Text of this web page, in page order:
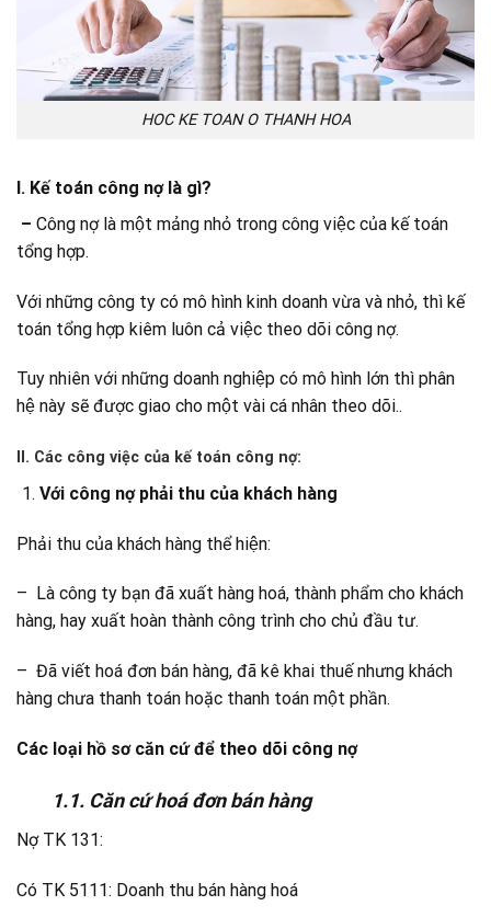
HOC KE TOAN O THANH HOA
I. Kế toán công nợ là gì?
– Công nợ là một mảng nhỏ trong công việc của kế toán
tổng hợp.
Với những công ty có mô hình kinh doanh vừa và nhỏ, thì kế
toán tổng hợp kiêm luôn cả việc theo dõi công nợ.
Tuy nhiên với những doanh nghiệp có mô hình lớn thì phân
hệ này sẽ được giao cho một vài cá nhân theo dõi..
II. Các công việc của kế toán công nợ:
Với công nợ phải thu của khách hàng
Phải thu của khách hàng thể hiện:
– Là công ty bạn đã xuất hàng hoá, thành phẩm cho khách
hàng, hay xuất hoàn thành công trình cho chủ đầu tư.
– Đã viết hoá đơn bán hàng, đã kê khai thuế nhưng khách
hàng chưa thanh toán hoặc thanh toán một phần.
Các loại hồ sơ căn cứ để theo dõi công nợ
1.1. Căn cứ hoá đơn bán hàng
Nợ TK 131:
Có TK 5111: Doanh thu bán hàng hoá